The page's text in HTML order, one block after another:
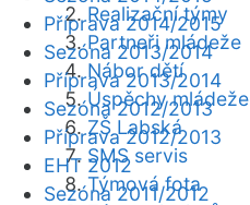
Realizační týmy
Partneři mládeže
Nábor dětí
Úspěchy mládeže
ZŠ Labská
SMS servis
Týmová fota
Příprava 2014/2015
Sezóna 2013/2014
Příprava 2013/2014
Sezóna 2012/2013
Příprava 2012/2013
EHT 2012
Sezóna 2011/2012